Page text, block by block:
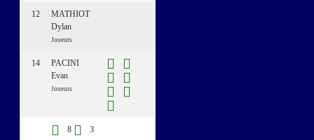
12
MATHIOT
Dylan
Joueurs
14
PACINI
Evan
Joueurs
8 3